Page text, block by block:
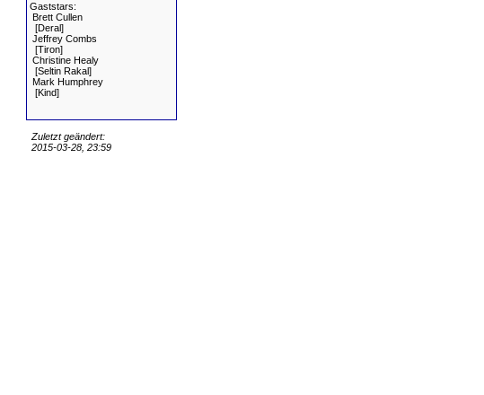
Gaststars:
Brett Cullen
[Deral]
Jeffrey Combs
[Tiron]
Christine Healy
[Seltin Rakal]
Mark Humphrey
[Kind]
Zuletzt geändert:
2015-03-28, 23:59